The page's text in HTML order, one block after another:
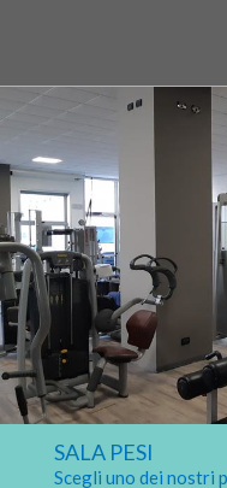
SALA PESI
Scegli uno dei nostri